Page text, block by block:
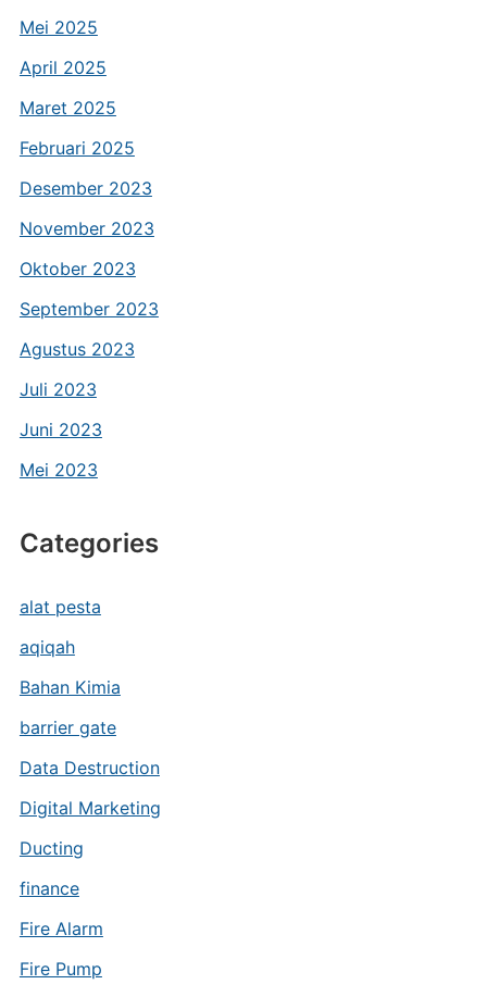
Mei 2025
April 2025
Maret 2025
Februari 2025
Desember 2023
November 2023
Oktober 2023
September 2023
Agustus 2023
Juli 2023
Juni 2023
Mei 2023
Categories
alat pesta
aqiqah
Bahan Kimia
barrier gate
Data Destruction
Digital Marketing
Ducting
finance
Fire Alarm
Fire Pump